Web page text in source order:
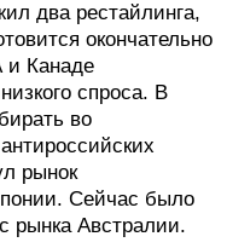
два рестайлинга,
окончательно
Канаде
спроса. В
во
рынок
Сейчас было
рынка Австралии.